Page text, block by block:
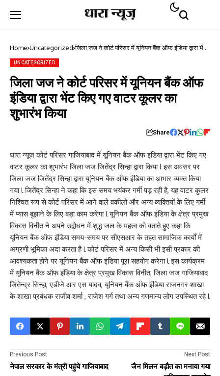
Home Uncategorized जिला जज ने कोर्ट परिसर में यूनियन बैंक ऑफ इंडिया द्वारा भेंट
UNCATEGORIZED
जिला जज ने कोर्ट परिसर में यूनियन बैंक ऑफ
इंडिया द्वारा भेंट किए गए वाटर कूलर का
शुभारंभ किया
Share
धारा न्यूज कोर्ट परिसर गाजियाबाद में यूनियन बैंक ऑफ इंडिया द्वारा भेंट किए गए
वाटर कूलर का शुभारंभ जिला जज जितेंद्र सिन्हा द्वारा किया l इस अवसर पर
जिला जज जितेंद्र सिन्हा द्वारा यूनियन बैंक ऑफ इंडिया का आभार व्यक्त किया
गया l जितेंद्र सिन्हा ने कहा कि इस समय भयंकर गर्मी पड़ रही है, यह वाटर कुलर
निश्चित रूप से कोर्ट परिसर में आने वाले वकीलों और अन्य व्यक्तियों के लिए गर्मी
में प्यास बुझाने के लिए बड़ा काम करेगा l यूनियन बैंक ऑफ इंडिया के क्षेत्र प्रमुख
विकास विनीत ने अपने उद्बोधन में शुद्ध जल के महत्व को बताते हुए कहा कि
यूनियन बैंक ऑफ इंडिया समय-समय पर सीएसआर के तहत सामाजिक कार्यों में
अग्रणी भूमिका अदा करता है l कोर्ट परिसर में अन्य किसी भी इसी प्रकार की
आवश्यकता होने पर यूनियन बैंक ऑफ इंडिया पूरा सहयोग करेगा l इस कार्यक्रम
में यूनियन बैंक ऑफ इंडिया के क्षेत्र प्रमुख विकास विनीत, जिला जज गाजियाबाद
जितेन्द्र सिन्हा, एडीजे आर एस यादव, यूनियन बैंक ऑफ इंडिया राजनगर शाखा
के शाखा प्रबंधक राजीव शर्मा , राजेश गर्ग तथा अन्य गणमान्य लोग उपस्थित रहे l
Previous Post
नेपाल सरकार के मंत्री पहुंचे गाजियाबाद
Next Post
जैन मिलन बड़ौत का मनाया गया